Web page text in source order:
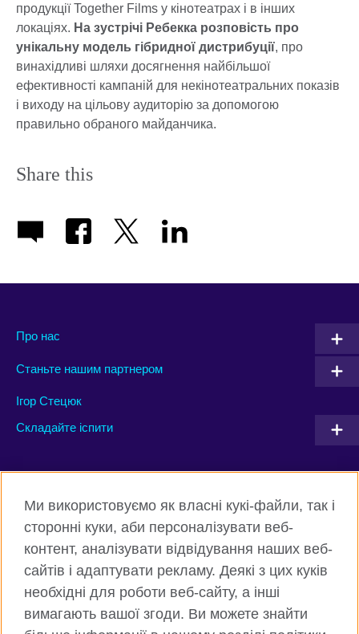
продукції Together Films у кінотеатрах і в інших
локаціях. На зустрічі Ребекка розповість про
унікальну модель гібридної дистрибуції, про
винахідливі шляхи досягнення найбільшої
ефективності кампаній для некінотеатральних показів
і виходу на цільову аудиторію за допомогою
правильно обраного майданчика.
Share this
Про нас
Станьте нашим партнером
Ігор Стецюк
Складайте іспити
Connect with us
Facebook Twitter
Instagram Flickr
TikTok YouTube
Ми використовуємо як власні кукі-файли, так і
сторонні куки, аби персоналізувати веб-
контент, аналізувати відвідування наших веб-
сайтів і адаптувати рекламу. Деякі з цих куків
необхідні для роботи веб-сайту, а інші
вимагають вашої згоди. Ви можете знайти